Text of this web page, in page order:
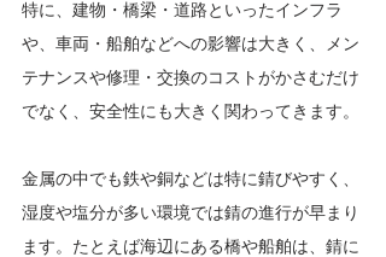
特に、建物・橋梁・道路といったインフラ
や、車両・船舶などへの影響は大きく、メン
テナンスや修理・交換のコストがかさむだけ
でなく、安全性にも大きく関わってきます。
金属の中でも鉄や銅などは特に錆びやすく、
湿度や塩分が多い環境では錆の進行が早まり
ます。たとえば海辺にある橋や船舶は、錆に